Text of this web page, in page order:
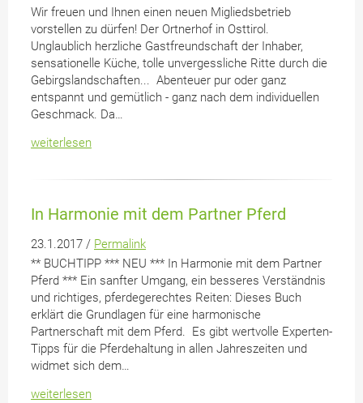
Wir freuen und Ihnen einen neuen Migliedsbetrieb
vorstellen zu dürfen! Der Ortnerhof in Osttirol.
Unglaublich herzliche Gastfreundschaft der Inhaber,
sensationelle Küche, tolle unvergessliche Ritte durch die
Gebirgslandschaften... Abenteuer pur oder ganz
entspannt und gemütlich - ganz nach dem individuellen
Geschmack. Da…
weiterlesen
In Harmonie mit dem Partner Pferd
23.1.2017 / Permalink
** BUCHTIPP *** NEU *** In Harmonie mit dem Partner
Pferd *** Ein sanfter Umgang, ein besseres Verständnis
und richtiges, pferdegerechtes Reiten: Dieses Buch
erklärt die Grundlagen für eine harmonische
Partnerschaft mit dem Pferd. Es gibt wertvolle Experten-
Tipps für die Pferdehaltung in allen Jahreszeiten und
widmet sich dem…
weiterlesen